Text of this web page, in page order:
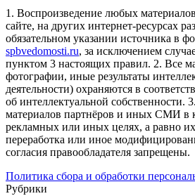
1. Воспроизведение любых
сайте, на других интернет-ресурсах
обязательном указании источника в
spbvedomosti.ru, за исключением
пунктом 3 настоящих правил. 2. Все
фотографии, иные результаты
деятельности) охраняются в
об интеллектуальной собственности.
материалов партнёров и иных СМИ в
рекламных или иных целях, а равно
переработка или иное
согласия правообладателя запрещены.
Политика сбора и обработки
Рубрики